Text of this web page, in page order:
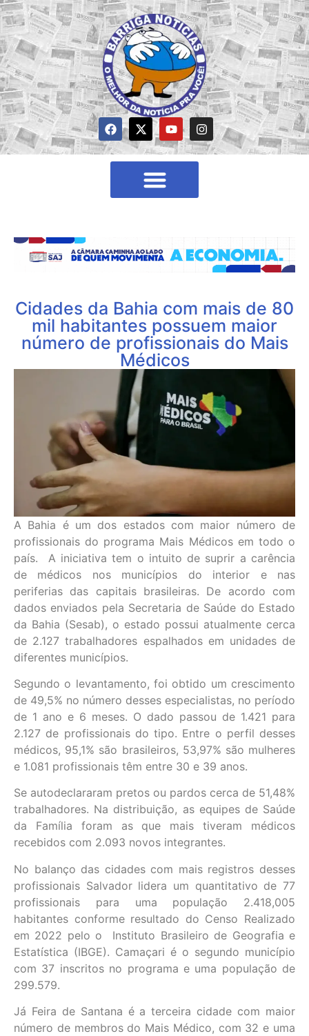
Cidades da Bahia com mais de 80
mil habitantes possuem maior
número de profissionais do Mais
Médicos
A Bahia é um dos estados com maior número de
profissionais do programa Mais Médicos em todo o
país. A iniciativa tem o intuito de suprir a carência
de médicos nos municípios do interior e nas
periferias das capitais brasileiras. De acordo com
dados enviados pela Secretaria de Saúde do Estado
da Bahia (Sesab), o estado possui atualmente cerca
de 2.127 trabalhadores espalhados em unidades de
diferentes municípios.
Segundo o levantamento, foi obtido um crescimento
de 49,5% no número desses especialistas, no período
de 1 ano e 6 meses. O dado passou de 1.421 para
2.127 de profissionais do tipo. Entre o perfil desses
médicos, 95,1% são brasileiros, 53,97% são mulheres
e 1.081 profissionais têm entre 30 e 39 anos.
Se autodeclararam pretos ou pardos cerca de 51,48%
trabalhadores. Na distribuição, as equipes de Saúde
da Família foram as que mais tiveram médicos
recebidos com 2.093 novos integrantes.
No balanço das cidades com mais registros desses
profissionais Salvador lidera um quantitativo de 77
profissionais para uma população 2.418,005
habitantes conforme resultado do Censo Realizado
em 2022 pelo o Instituto Brasileiro de Geografia e
Estatística (IBGE). Camaçari é o segundo município
com 37 inscritos no programa e uma população de
299.579.
Já Feira de Santana é a terceira cidade com maior
número de membros do Mais Médico, com 32 e uma